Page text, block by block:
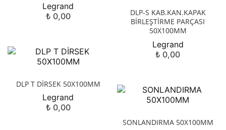
Legrand
₺ 0,00
DLP-S KAB.KAN.KAPAK
BİRLEŞTİRME PARÇASI
50X100MM
Legrand
₺ 0,00
DLP T DİRSEK 50X100MM
Legrand
₺ 0,00
SONLANDIRMA 50X100MM